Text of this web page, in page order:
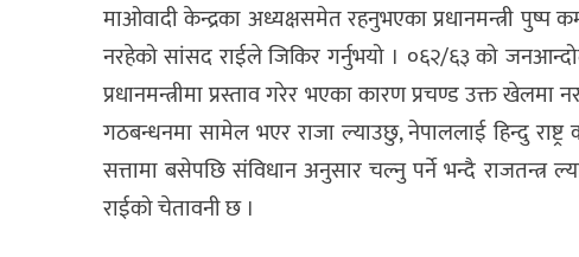
माओवादी केन्द्रका अध्यक्षसमेत रहनुभएका प्रधानमन्त्री पुष्प
नरहेको सांसद राईले जिकिर गर्नुभयो । ०६२/६३ को
प्रधानमन्त्रीमा प्रस्ताव गरेर भएका कारण प्रचण्ड उक्त
गठबन्धनमा सामेल भएर राजा ल्याउछु, नेपाललाई हिन्दु
सत्तामा बसेपछि संविधान अनुसार चल्नु पर्ने भन्दै
राईको चेतावनी छ ।